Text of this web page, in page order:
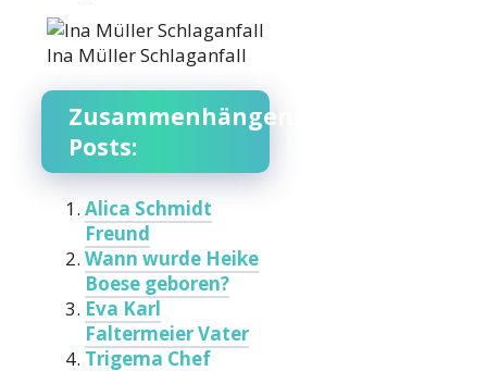
Ina Müller Schlaganfall
Zusammenhängende
Posts:
Alica Schmidt
Freund
Wann wurde Heike
Boese geboren?
Eva Karl
Faltermeier Vater
Trigema Chef